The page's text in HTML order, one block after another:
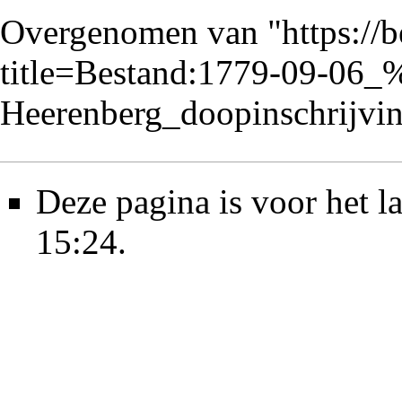
Overgenomen van "https://
title=Bestand:1779-09-
Deze pagina is voor het
15:24.